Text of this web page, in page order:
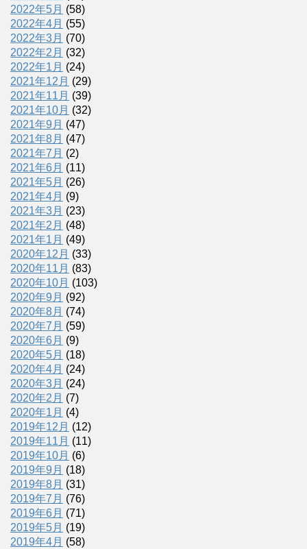
2022年5月 (58)
2022年4月 (55)
2022年3月 (70)
2022年2月 (32)
2022年1月 (24)
2021年12月 (29)
2021年11月 (39)
2021年10月 (32)
2021年9月 (47)
2021年8月 (47)
2021年7月 (2)
2021年6月 (11)
2021年5月 (26)
2021年4月 (9)
2021年3月 (23)
2021年2月 (48)
2021年1月 (49)
2020年12月 (33)
2020年11月 (83)
2020年10月 (103)
2020年9月 (92)
2020年8月 (74)
2020年7月 (59)
2020年6月 (9)
2020年5月 (18)
2020年4月 (24)
2020年3月 (24)
2020年2月 (7)
2020年1月 (4)
2019年12月 (12)
2019年11月 (11)
2019年10月 (6)
2019年9月 (18)
2019年8月 (31)
2019年7月 (76)
2019年6月 (71)
2019年5月 (19)
2019年4月 (58)